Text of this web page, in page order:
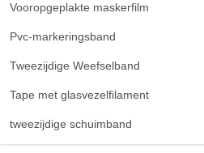
Vooropgeplakte maskerfilm
Pvc-markeringsband
Tweezijdige Weefselband
Tape met glasvezelfilament
tweezijdige schuimband